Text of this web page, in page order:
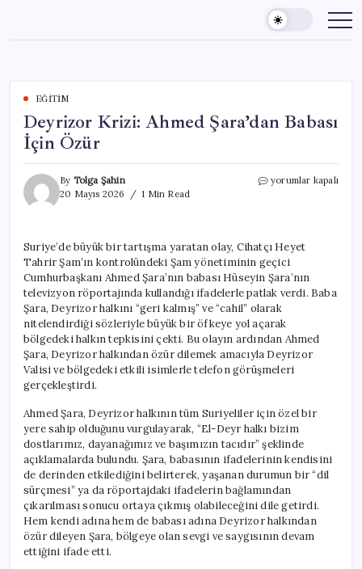
content
EĞITIM
Deyrizor Krizi: Ahmed Şara’dan Babası
İçin Özür
By Tolga Şahin
20 Mayıs 2026
1 Min Read
Deyrizor
İçin
Özür
için
yorumlar kapalı
Suriye’de büyük bir tartışma yaratan olay, Cihatçı Heyet
Tahrir Şam’ın kontrolündeki Şam yönetiminin geçici
Cumhurbaşkanı Ahmed Şara’nın babası Hüseyin Şara’nın
televizyon röportajında kullandığı ifadelerle patlak verdi. Baba
Şara, Deyrizor halkını “geri kalmış” ve “cahil” olarak
nitelendirdiği sözleriyle büyük bir öfkeye yol açarak
bölgedeki halkın tepkisini çekti. Bu olayın ardından Ahmed
Şara, Deyrizor halkından özür dilemek amacıyla Deyrizor
Valisi ve bölgedeki etkili isimlerle telefon görüşmeleri
gerçekleştirdi.
Ahmed Şara, Deyrizor halkının tüm Suriyeliler için özel bir
yere sahip olduğunu vurgulayarak, “El-Deyr halkı bizim
dostlarımız, dayanağımız ve başımızın tacıdır” şeklinde
açıklamalarda bulundu. Şara, babasının ifadelerinin kendisini
de derinden etkilediğini belirterek, yaşanan durumun bir “dil
sürçmesi” ya da röportajdaki ifadelerin bağlamından
çıkarılması sonucu ortaya çıkmış olabileceğini dile getirdi.
Hem kendi adına hem de babası adına Deyrizor halkından
özür dileyen Şara, bölgeye olan sevgi ve saygısının devam
ettiğini ifade etti.